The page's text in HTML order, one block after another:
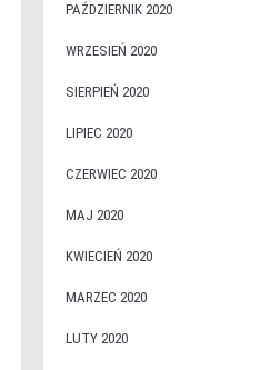
PAŹDZIERNIK 2020
WRZESIEŃ 2020
SIERPIEŃ 2020
LIPIEC 2020
CZERWIEC 2020
MAJ 2020
KWIECIEŃ 2020
MARZEC 2020
LUTY 2020